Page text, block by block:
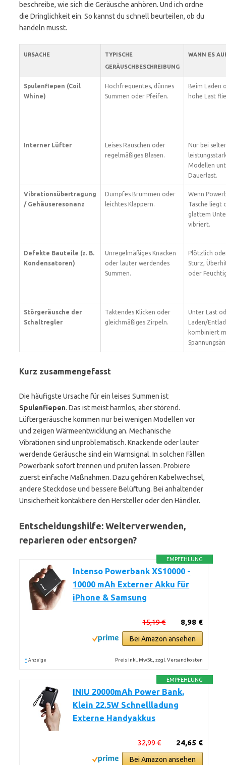
beschreibe, wie sich die Geräusche anhören. Und ich ordne
die Dringlichkeit ein. So kannst du schnell beurteilen, ob du
handeln musst.
URSACHE
TYPISCHE
GERÄUSCHBESCHREIBUNG
WANN ES
Spulenfiepen (Coil
Whine)
Hochfrequentes, dünnes
Summen oder Pfeifen.
Beim Laden
hohe Last
Interner Lüfter
Leises Rauschen oder
regelmäßiges Blasen.
Nur bei
Modellen
Dauerlast.
Vibrationsübertragung
/ Gehäuseresonanz
Dumpfes Brummen oder
leichtes Klappern.
Wenn
Tasche liegt
glattem
vibriert.
Defekte Bauteile (z. B.
Kondensatoren)
Unregelmäßiges Knacken
oder lauter werdendes
Summen.
Plötzlich
Sturz,
oder
Störgeräusche der
Schaltregler
Taktendes Klicken oder
gleichmäßiges Zirpeln.
Unter Last
Laden/
kombiniert
Kurz zusammengefasst
Die häufigste Ursache für ein leises Summen ist
Spulenfiepen. Das ist meist harmlos, aber störend.
Lüftergeräusche kommen nur bei wenigen Modellen vor
und zeigen Wärmeentwicklung an. Mechanische
Vibrationen sind unproblematisch. Knackende oder lauter
werdende Geräusche sind ein Warnsignal. In solchen Fällen
Powerbank sofort trennen und prüfen lassen. Probiere
zuerst einfache Maßnahmen. Dazu gehören Kabelwechsel,
andere Steckdose und bessere Belüftung. Bei anhaltender
Unsicherheit kontaktiere den Hersteller oder den Händler.
Entscheidungshilfe: Weiterverwenden,
reparieren oder entsorgen?
EMPFEHLUNG
Intenso Powerbank XS10000 -
10000 mAh Externer Akku für
iPhone & Samsung
8,98 €
15,19 €
Bei Amazon ansehen
* Anzeige Preis inkl. MwSt., zzgl. Versandkosten
EMPFEHLUNG
INIU 20000mAh Power Bank,
Klein 22.5W Schnellladung
Externe Handyakkus
24,65 €
32,99 €
Bei Amazon ansehen